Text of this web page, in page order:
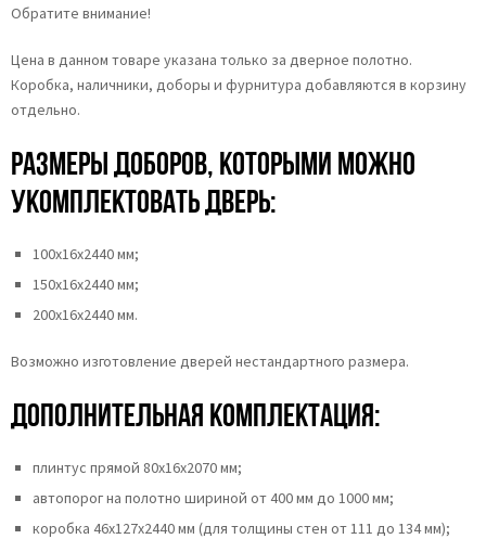
Обратите внимание!
Цена в данном товаре указана только за дверное полотно.
Коробка, наличники, доборы и фурнитура добавляются в корзину
отдельно.
Размеры доборов, которыми можно
укомплектовать дверь:
100х16х2440 мм;
150х16х2440 мм;
200х16х2440 мм.
Возможно изготовление дверей нестандартного размера.
Дополнительная комплектация:
плинтус прямой 80х16х2070 мм;
автопорог на полотно шириной от 400 мм до 1000 мм;
коробка 46x127x2440 мм (для толщины стен от 111 до 134 мм);